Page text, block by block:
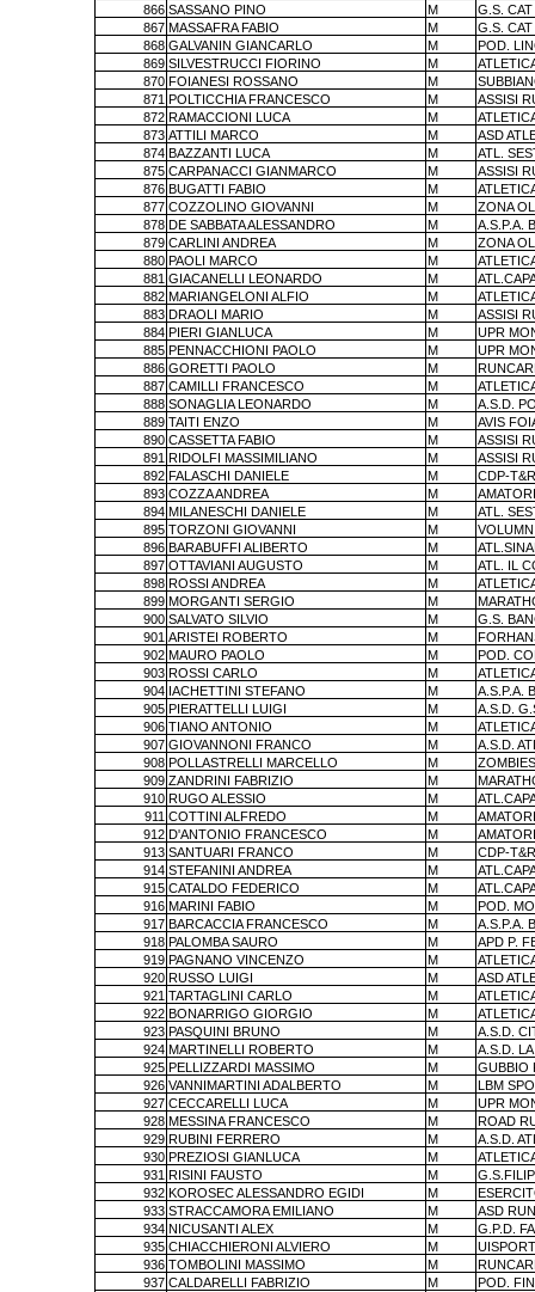
866 SASSANO PINO M
G.S.
867 MASSAFRA FABIO M
G.S.
868 GALVANIN GIANCARLO M
POD.
869 SILVESTRUCCI FIORINO M
870 FOIANESI ROSSANO M
871 POLTICCHIA FRANCESCO M
ASSISI
872 RAMACCIONI LUCA M
873 ATTILI MARCO M
ASD
874 BAZZANTI LUCA M
ATL.
875 CARPANACCI GIANMARCO M
ASSISI
876 BUGATTI FABIO M
877 COZZOLINO GIOVANNI M
ZONA
878 DE SABBATA ALESSANDRO M
A.S.P.A.
879 CARLINI ANDREA M
ZONA
880 PAOLI MARCO M
881 GIACANELLI LEONARDO M
882 MARIANGELONI ALFIO M
883 DRAOLI MARIO M
ASSISI
884 PIERI GIANLUCA M
UPR
885 PENNACCHIONI PAOLO M
UPR
886 GORETTI PAOLO M
887 CAMILLI FRANCESCO M
888 SONAGLIA LEONARDO M
A.S.D.
889 TAITI ENZO M
AVIS
890 CASSETTA FABIO M
ASSISI
891 RIDOLFI MASSIMILIANO M
ASSISI
892 FALASCHI DANIELE M
CDP-
893 COZZA ANDREA M
894 MILANESCHI DANIELE M
ATL.
895 TORZONI GIOVANNI M
896 BARABUFFI ALIBERTO M
897 OTTAVIANI AUGUSTO M
ATL. IL
898 ROSSI ANDREA M
899 MORGANTI SERGIO M
900 SALVATO SILVIO M
G.S.
901 ARISTEI ROBERTO M
902 MAURO PAOLO M
POD.
903 ROSSI CARLO M
904 IACHETTINI STEFANO M
A.S.P.A.
905 PIERATTELLI LUIGI M
A.S.D.
906 TIANO ANTONIO M
907 GIOVANNONI FRANCO M
A.S.D.
908 POLLASTRELLI MARCELLO M
909 ZANDRINI FABRIZIO M
910 RUGO ALESSIO M
911 COTTINI ALFREDO M
912 D'ANTONIO FRANCESCO M
913 SANTUARI FRANCO M
CDP-
914 STEFANINI ANDREA M
915 CATALDO FEDERICO M
916 MARINI FABIO M
POD.
917 BARCACCIA FRANCESCO M
A.S.P.A.
918 PALOMBA SAURO M
APD P.
919 PAGNANO VINCENZO M
920 RUSSO LUIGI M
ASD
921 TARTAGLINI CARLO M
922 BONARRIGO GIORGIO M
923 PASQUINI BRUNO M
A.S.D.
924 MARTINELLI ROBERTO M
A.S.D.
925 PELLIZZARDI MASSIMO M
GUBBIO
926 VANNIMARTINI ADALBERTO M
LBM
927 CECCARELLI LUCA M
UPR
928 MESSINA FRANCESCO M
ROAD
929 RUBINI FERRERO M
A.S.D.
930 PREZIOSI GIANLUCA M
931 RISINI FAUSTO M
932 KOROSEC ALESSANDRO EGIDI M
933 STRACCAMORA EMILIANO M
ASD
934 NICUSANTI ALEX M
G.P.D.
935 CHIACCHIERONI ALVIERO M
936 TOMBOLINI MASSIMO M
937 CALDARELLI FABRIZIO M POD.